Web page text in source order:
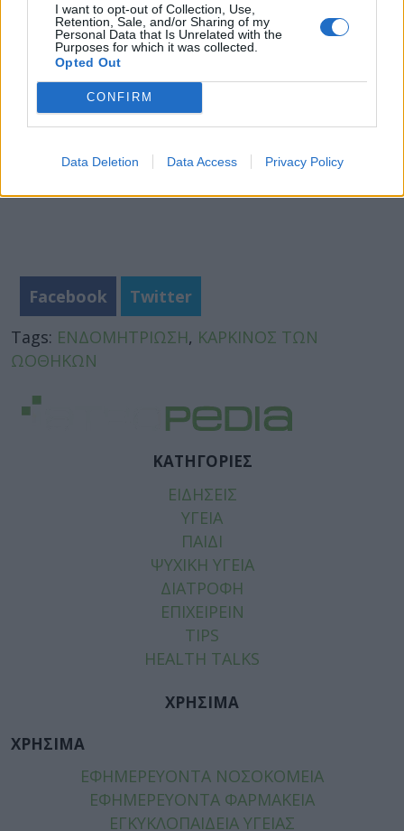
I want to opt-out of Collection, Use,
Retention, Sale, and/or Sharing of my
Personal Data that Is Unrelated with the
Purposes for which it was collected.
Opted Out
CONFIRM
Data Deletion Data Access Privacy Policy
νερό της πισίνας ή της θάλασσας
Facebook
Twitter
Tags: ΕΝΔΟΜΗΤΡΙΩΣΗ, ΚΑΡΚΙΝΟΣ ΤΩΝ
ΩΟΘΗΚΩΝ
ΚΑΤΗΓΟΡΙΕΣ
ΕΙΔΗΣΕΙΣ
ΥΓΕΙΑ
ΠΑΙΔΙ
ΨΥΧΙΚΗ ΥΓΕΙΑ
ΔΙΑΤΡΟΦΗ
ΕΠΙΧΕΙΡΕΙΝ
TIPS
HEALTH TALKS
ΧΡΗΣΙΜΑ
ΧΡΗΣΙΜΑ
ΕΦΗΜΕΡΕΥΟΝΤΑ ΝΟΣΟΚΟΜΕΙΑ
ΕΦΗΜΕΡΕΥΟΝΤΑ ΦΑΡΜΑΚΕΙΑ
ΕΓΚΥΚΛΟΠΑΙΔΕΙΑ ΥΓΕΙΑΣ